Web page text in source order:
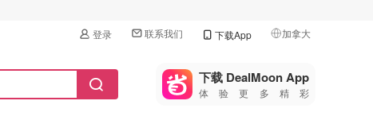
登录 联系我们 下载App 加拿大
🇺🇸
美国
🇨🇳中国
下载 DealMoon App
体验更多精彩